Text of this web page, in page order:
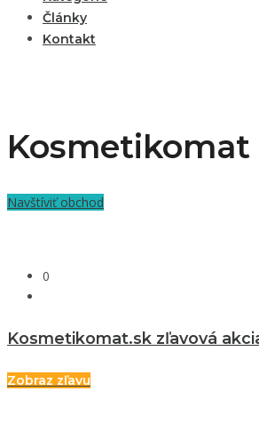
Články
Kontakt
Kosmetikomat
Navštíviť obchod
0
Kosmetikomat.sk zľavová
Zobraz zľavu